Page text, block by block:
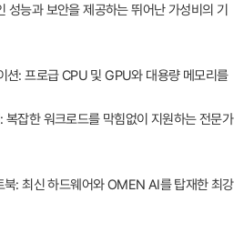
능과 보안을 제공하는 뛰어난 가성비의 기
: 프로급 CPU 및 GPU와 대용량 메모리를
잡한 워크로드를 막힘없이 지원하는 전문가
: 최신 하드웨어와 OMEN AI를 탑재한 최강